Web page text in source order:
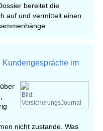
bereitet die
auf und vermittelt einen
Kundengespräche im
Bild:
VersicherungsJournal
nicht zustande. Was